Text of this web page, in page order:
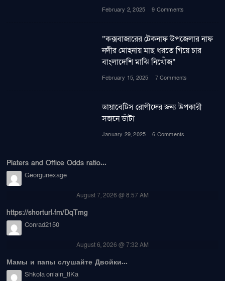
February 2, 2025 9 Comments
”কক্সবাজারের টেকনাফ উপজেলার নাফ
নদীর মোহনায় মাছ ধরতে গিয়ে চার
বাংলাদেশি মাঝি নিখোঁজ”
February 15, 2025 7 Comments
ডায়াবেটিস রোগীদের জন্য উপকারী
সজনে ডাঁটা
January 29, 2025 6 Comments
Platers and Office Odds ratio...
Georgunexage
August 7, 2026 @ 8:57 AM
https://shorturl.fm/DqTmg
Conrad2150
August 6, 2026 @ 7:32 AM
Мамы и папы слушайте Двойки...
Shkola onlain_tlKa